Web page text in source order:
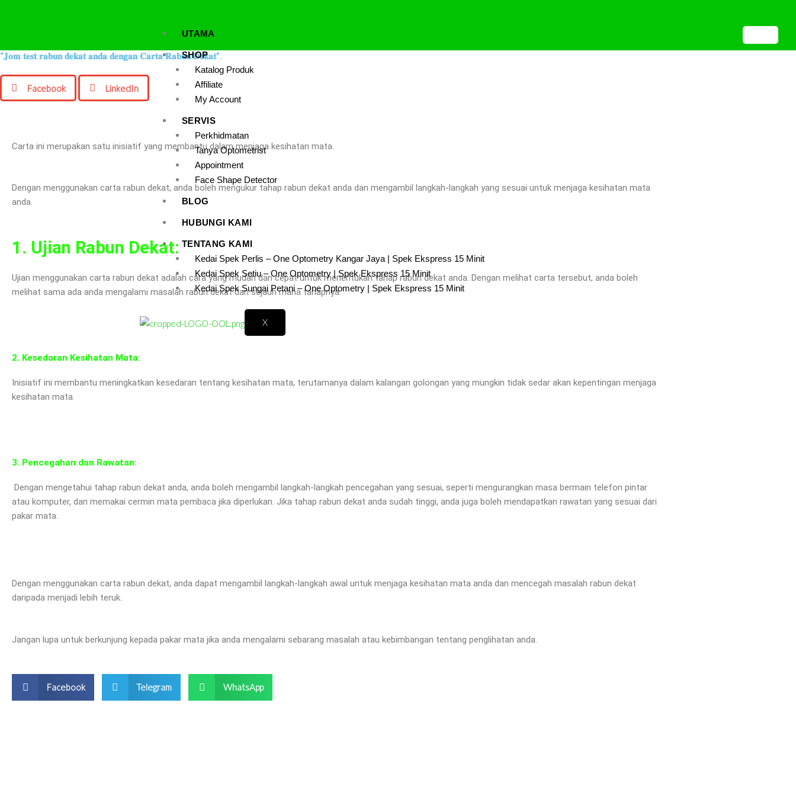
UTAMA
SHOP
Katalog Produk
Affiliate
My Account
SERVIS
Perkhidmatan
Tanya Optometrist
Appointment
Face Shape Detector
BLOG
HUBUNGI KAMI
TENTANG KAMI
Kedai Spek Perlis – One Optometry Kangar Jaya | Spek Ekspress 15 Minit
Kedai Spek Setiu – One Optometry | Spek Ekspress 15 Minit
Kedai Spek Sungai Petani – One Optometry | Spek Ekspress 15 Minit
X
“𝐉𝐨𝐦 𝐭𝐞𝐬𝐭 𝐫𝐚𝐛𝐮𝐧 𝐝𝐞𝐤𝐚𝐭 𝐚𝐧𝐝𝐚 𝐝𝐞𝐧𝐠𝐚𝐧 𝐂𝐚𝐫𝐭𝐚 𝐑𝐚𝐛𝐮𝐧 𝐃𝐞𝐤𝐚𝐭”.
Facebook LinkedIn
Carta ini merupakan satu inisiatif yang membantu dalam menjaga kesihatan mata.
Dengan menggunakan carta rabun dekat, anda boleh mengukur tahap rabun dekat anda dan mengambil langkah-langkah yang sesuai untuk menjaga kesihatan mata
anda.
1. Ujian Rabun Dekat:
Ujian menggunakan carta rabun dekat adalah cara yang mudah dan cepat untuk menentukan tahap rabun dekat anda. Dengan melihat carta tersebut, anda boleh
melihat sama ada anda mengalami masalah rabun dekat dan sejauh mana tahapnya.
2. Kesedaran Kesihatan Mata:
Inisiatif ini membantu meningkatkan kesedaran tentang kesihatan mata, terutamanya dalam kalangan golongan yang mungkin tidak sedar akan kepentingan menjaga
kesihatan mata.
3. Pencegahan dan Rawatan:
Dengan mengetahui tahap rabun dekat anda, anda boleh mengambil langkah-langkah pencegahan yang sesuai, seperti mengurangkan masa bermain telefon pintar
atau komputer, dan memakai cermin mata pembaca jika diperlukan. Jika tahap rabun dekat anda sudah tinggi, anda juga boleh mendapatkan rawatan yang sesuai dari
pakar mata.
Dengan menggunakan carta rabun dekat, anda dapat mengambil langkah-langkah awal untuk menjaga kesihatan mata anda dan mencegah masalah rabun dekat
daripada menjadi lebih teruk.
Jangan lupa untuk berkunjung kepada pakar mata jika anda mengalami sebarang masalah atau kebimbangan tentang penglihatan anda.
Facebook Telegram WhatsApp